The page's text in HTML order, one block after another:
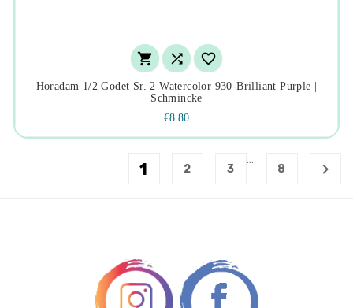
  
Horadam 1/2 Godet Sr. 2 Watercolor 930-Brilliant Purple |
Schmincke
€8.80
1 2 3
…
8 